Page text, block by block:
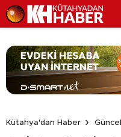
Kütahya'dan Haber
Güncel